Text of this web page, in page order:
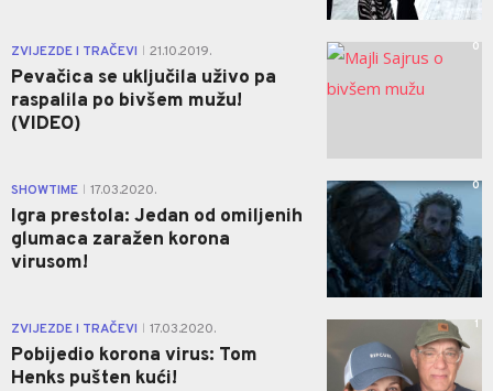
ZVIJEZDE I TRAČEVI 21.10.2019.
Pevačica se uključila uživo pa
raspalila po bivšem mužu!
(VIDEO)
0
SHOWTIME 17.03.2020.
Igra prestola: Jedan od omiljenih
glumaca zaražen korona
virusom!
0
ZVIJEZDE I TRAČEVI 17.03.2020.
Pobijedio korona virus: Tom
Henks pušten kući!
1